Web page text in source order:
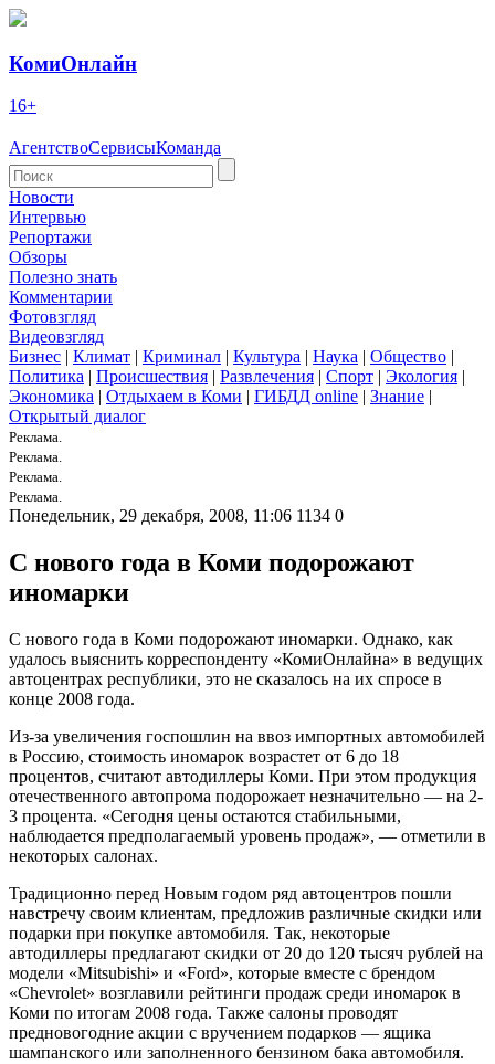
КомиОнлайн
16+
АгентствоСервисыКоманда
Новости
Интервью
Репортажи
Обзоры
Полезно знать
Комментарии
Фотовзгляд
Видеовзгляд
Бизнес | Климат | Криминал | Культура | Наука | Общество |
Политика | Происшествия | Развлечения | Спорт | Экология |
Экономика | Отдыхаем в Коми | ГИБДД online | Знание |
Открытый диалог
Реклама.
Реклама.
Реклама.
Реклама.
Понедельник, 29 декабря, 2008, 11:06 1134 0
С нового года в Коми подорожают
иномарки
С нового года в Коми подорожают иномарки. Однако, как
удалось выяснить корреспонденту «КомиОнлайна» в ведущих
автоцентрах республики, это не сказалось на их спросе в
конце 2008 года.
Из-за увеличения госпошлин на ввоз импортных автомобилей
в Россию, стоимость иномарок возрастет от 6 до 18
процентов, считают автодиллеры Коми. При этом продукция
отечественного автопрома подорожает незначительно — на 2-
3 процента. «Сегодня цены остаются стабильными,
наблюдается предполагаемый уровень продаж», — отметили в
некоторых салонах.
Традиционно перед Новым годом ряд автоцентров пошли
навстречу своим клиентам, предложив различные скидки или
подарки при покупке автомобиля. Так, некоторые
автодиллеры предлагают скидки от 20 до 120 тысяч рублей на
модели «Mitsubishi» и «Ford», которые вместе с брендом
«Chevrolet» возглавили рейтинги продаж среди иномарок в
Коми по итогам 2008 года. Также салоны проводят
предновогодние акции с вручением подарков — ящика
шампанского или заполненного бензином бака автомобиля.